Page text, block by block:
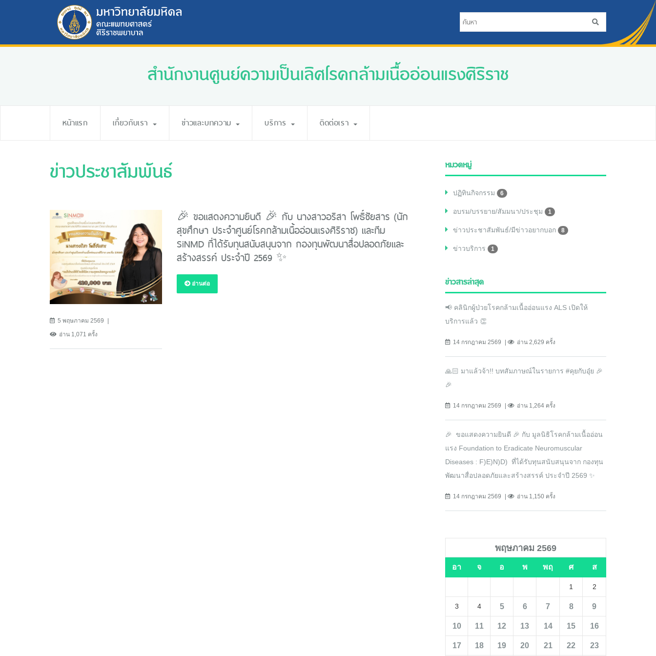
สำนักงานศูนย์ความเป็นเลิศโรคกล้ามเนื้ออ่อนแรงศิริราช
หน้าแรก เกี่ยวกับเรา ข่าวและบทความ บริการ ติดต่อเรา
ข่าวประชาสัมพันธ์
5 พฤษภาคม 2569
อ่าน 1,071 ครั้ง
🎉 ขอแสดงความยินดี 🎉 กับ นางสาวอริสา โพธิ์ชัยสาร (นัก
สุขศึกษา ประจำศูนย์โรคกล้ามเนื้ออ่อนแรงศิริราช) และทีม
SiNMD ที่ได้รับทุนสนับสนุนจาก กองทุนพัฒนาสื่อปลอดภัยและ
สร้างสรรค์ ประจำปี 2569 ✨
อ่านต่อ
หมวดหมู่
ปฏิทินกิจกรรม 6
อบรม/บรรยาย/สัมมนา/ประชุม 1
ข่าวประชาสัมพันธ์/มีข่าวอยากบอก 8
ข่าวบริการ 1
ข่าวสารล่าสุด
📢 คลินิกผู้ป่วยโรคกล้ามเนื้ออ่อนแรง ALS เปิดให้
บริการแล้ว 👏
14 กรกฎาคม 2569 อ่าน 2,629 ครั้ง
🙏🏻 มาแล้วจ้า!! บทสัมภาษณ์ในรายการ #คุยกับอุ๋ย 🎉
🎉
14 กรกฎาคม 2569 อ่าน 1,264 ครั้ง
🎉 ขอแสดงความยินดี 🎉 กับ มูลนิธิโรคกล้ามเนื้ออ่อน
แรง Foundation to Eradicate Neuromuscular
Diseases : F)E)N)D) ที่ได้รับทุนสนับสนุนจาก กองทุน
พัฒนาสื่อปลอดภัยและสร้างสรรค์ ประจำปี 2569 ✨
14 กรกฎาคม 2569 อ่าน 1,150 ครั้ง
พฤษภาคม 2569
อา จ อ พ พฤ ศ ส
1 2
3 4 5 6 7 8 9
10 11 12 13 14 15 16
17 18 19 20 21 22 23